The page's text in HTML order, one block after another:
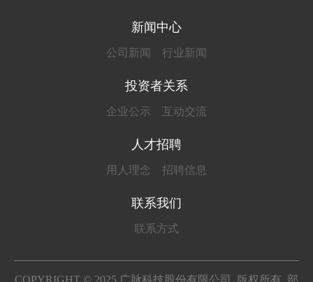
新闻中心
公司新闻 行业新闻
投资者关系
企业公示 互动交流
人才招聘
用人理念 招聘信息
联系我们
联系方式
COPYRIGHT © 2025 广脉科技股份有限公司 版权所有 部